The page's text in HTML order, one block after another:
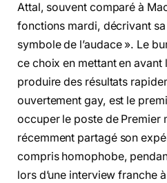
Attal, souvent comparé à
fonctions mardi, décrivant
symbole de l’audace ». Le
ce choix en mettant en avant
produire des résultats
ouvertement gay, est le
occuper le poste de Premier
récemment partagé son
compris homophobe,
lors d’une interview franche